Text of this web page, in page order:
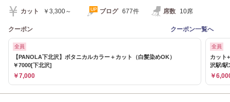
カット ￥3,300～ ブログ 677件 席数 10席
クーポン クーポン一覧へ
全員
【PANOLA下北沢】ボタニカルカラー＋カット（白髪染めOK）
￥7000[下北沢]
￥7,000
全員
カット
沢駅/駅
￥